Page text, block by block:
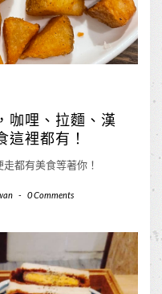
咖哩、拉麵、漢
裡都有！
都有美食等著你！
- 0 Comments